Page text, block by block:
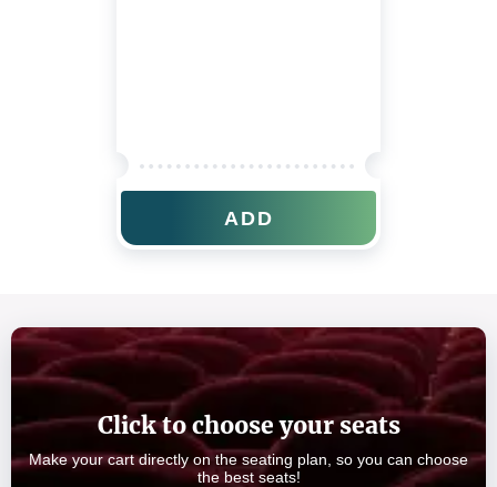
ADD
Click to choose your seats
Make your cart directly on the seating plan, so you can choose
the best seats!